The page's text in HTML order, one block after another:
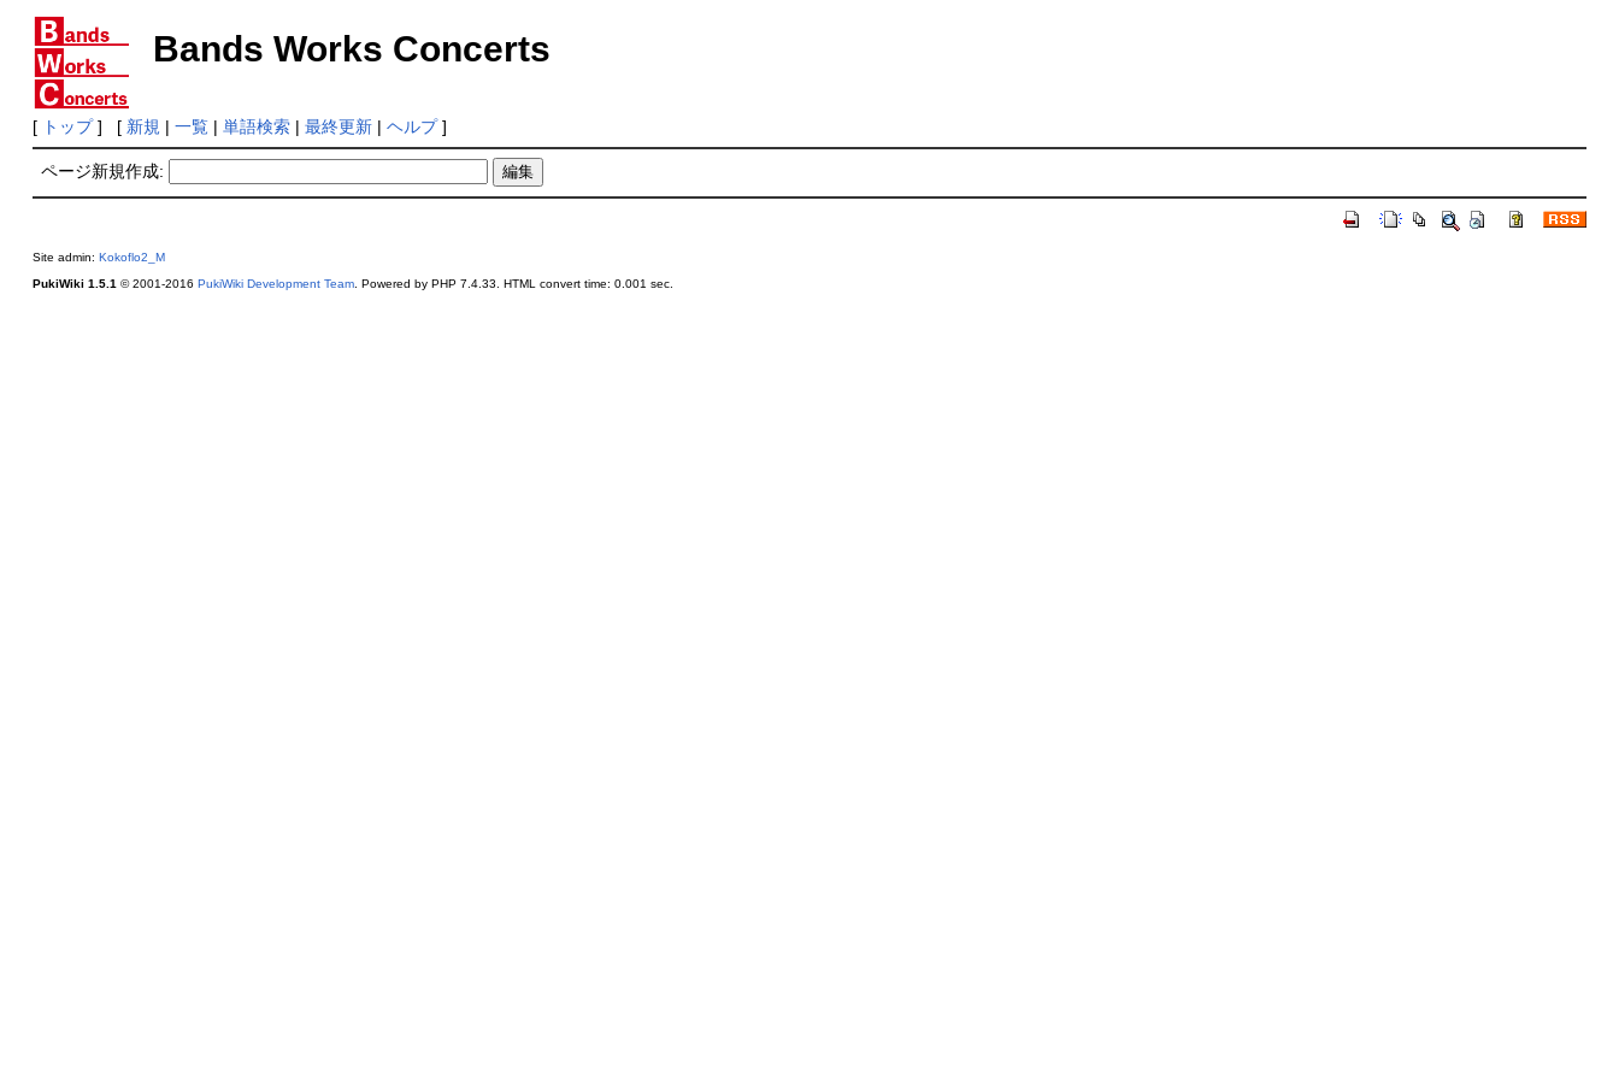
Bands Works Concerts
[ トップ] [ 新規 | 一覧| 単語検索| 最終更新| ヘルプ]
ページ新規作成:
Site admin: Kokoflo2_M
PukiWiki 1.5.1 © 2001-2016 PukiWiki Development Team. Powered by PHP 7.4.33. HTML convert time: 0.001 sec.